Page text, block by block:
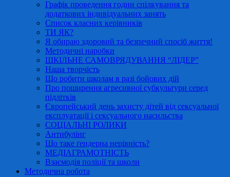
Графік проведення годин спілкування та
додаткових індивідуальних занять
Список класних керівників
ТИ ЯК?
Я обираю здоровий та безпечний спосіб життя!
Методичні наробки
ШКІЛЬНЕ САМОВРЯДУВАННЯ “ЛІДЕР”
Наша творчість
Що робити школам в разі бойових дій
Про поширення агресивної субкультури серед
підлітків
Європейський день захисту дітей від сексуальної
експлуатації і сексуального насильства
СОЦІАЛЬНІ РОЛИКИ
Антибулінг
Що таке ґендерна нерівність?
МЕДІАГРАМОТНІСТЬ
Взаємодія поліції та школи
Методична робота